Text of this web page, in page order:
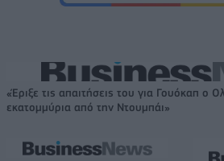
«Έριξε τις απαιτήσεις του για Γουόκαπ ο
εκατομμύρια από την Ντουμπάι»